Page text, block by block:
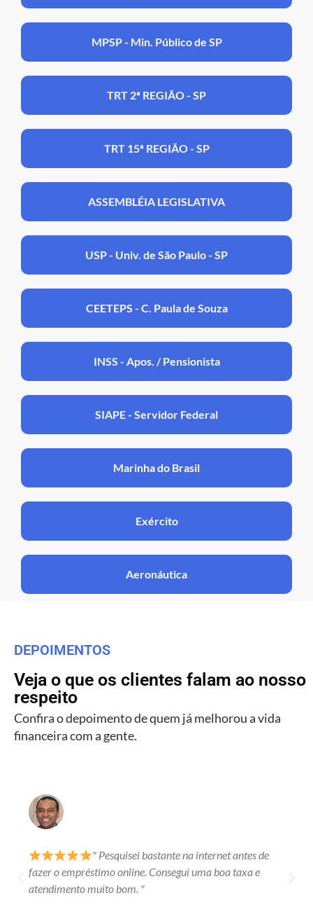
MPSP - Min. Público de SP
TRT 2ª REGIÃO - SP
TRT 15ª REGIÃO - SP
ASSEMBLÉIA LEGISLATIVA
USP - Univ. de São Paulo - SP
CEETEPS - C. Paula de Souza
INSS - Apos. / Pensionista
SIAPE - Servidor Federal
Marinha do Brasil
Exército
Aeronáutica
DEPOIMENTOS
Veja o que os clientes falam ao nosso
respeito
Confira o depoimento de quem já melhorou a vida
financeira com a gente.
" Pesquisei bastante na internet antes de
fazer o empréstimo online. Consegui uma boa taxa e
atendimento muito bom. "